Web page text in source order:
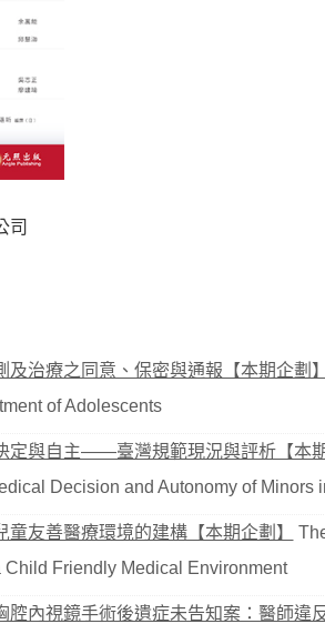
司
及治療之同意、保密與通報【本期企劃】
of Adolescents
定與自主——臺灣規範現況與評析【本期
Decision and Autonomy of Minors
童友善醫療環境的建構【本期企劃】
Child Friendly Medical Environment
腔內視鏡手術後遺症未告知案：醫師